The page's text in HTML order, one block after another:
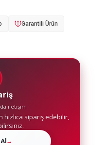
Garantili Ürün
iletişim
sipariş edebilir,
→